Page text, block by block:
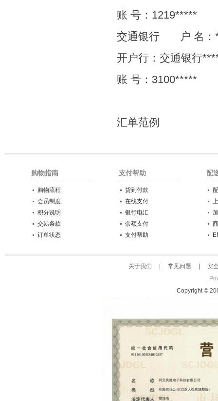
账 号： 1219*****
交通银行
户 名：
开户行：交通银行
账 号： 3100*****
汇单范例
购物指南
购物流程
会员制度
积分说明
交易条款
订单状态
支付帮助
货到付款
在线支付
银行电汇
余额支付
支付帮助
配
关于我们 常见问题
安
Copyright ©